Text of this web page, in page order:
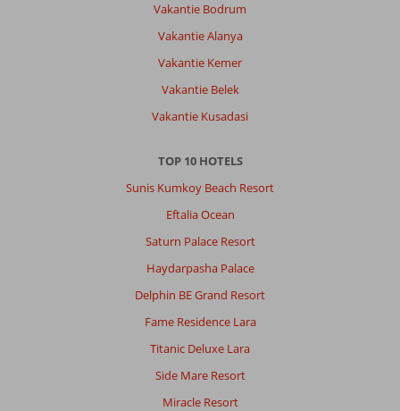
Vakantie Bodrum
Vakantie Alanya
Vakantie Kemer
Vakantie Belek
Vakantie Kusadasi
TOP 10 HOTELS
Sunis Kumkoy Beach Resort
Eftalia Ocean
Saturn Palace Resort
Haydarpasha Palace
Delphin BE Grand Resort
Fame Residence Lara
Titanic Deluxe Lara
Side Mare Resort
Miracle Resort